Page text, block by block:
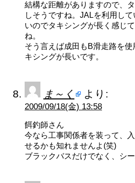
結構な距離がありますので、
しそうですね。JALを利用し
いのでタキシングが長く感じ
ね。
そう言えば成田もB滑走路を
キシングが長いです。
ま～く より:
2009/09/18(金) 13:58
餌釣師さん
今なら工事関係者を装って、
せるかも知れませんよ(笑)
ブラックバスだけでなく、シ